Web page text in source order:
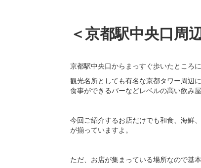
＜京都駅中央口周
京都駅中央口からまっすぐ歩いたところ
観光名所としても有名な京都タワー周辺
食事ができるバーなどレベルの高い飲み
今回ご紹介するお店だけでも和食、海鮮
が揃っていますよ。
ただ、お店が集まっている場所なので基